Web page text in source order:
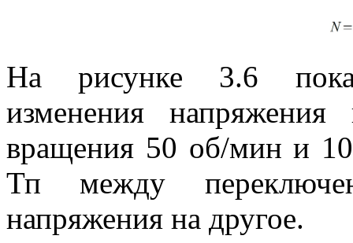
На рисунке 3.6
изменения
вращения 50 об/мин и
Тп между
напряжения на другое.